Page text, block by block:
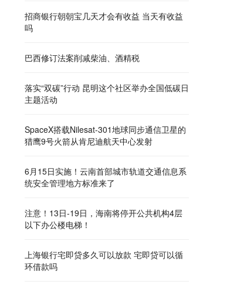
招商银行朝朝宝几天才会有收益 当天有收益
吗
巴西修订法案削减柴油、酒精税
落实“双碳”行动 昆明这个社区举办全国低碳日
主题活动
SpaceX搭载Nilesat-301地球同步通信卫星的
猎鹰9号火箭从肯尼迪航天中心发射
6月15日实施！云南首部城市轨道交通信息系
统安全管理地方标准来了
注意！13日-19日，海南将停开公共机构4层
以下办公楼电梯！
上海银行宅即贷多久可以放款 宅即贷可以循
环借款吗